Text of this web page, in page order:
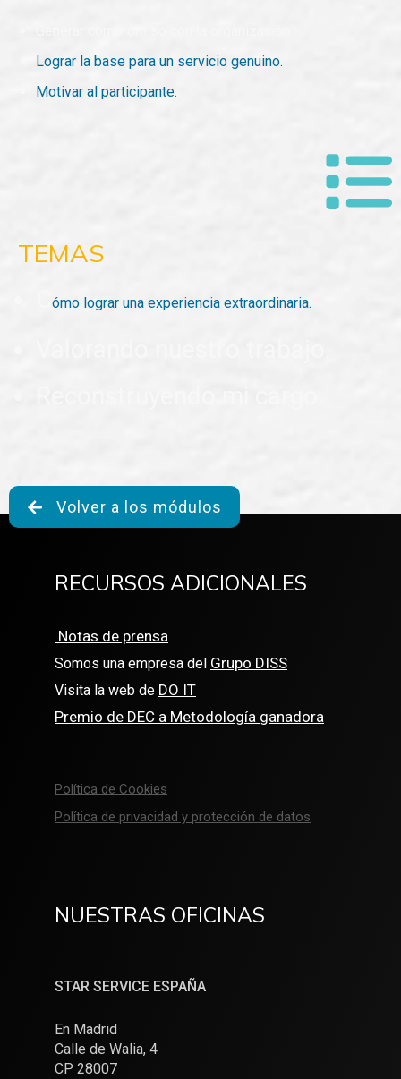
Lograr la base para un servicio genuino.
Motivar al participante.
TEMAS
ómo lograr una experiencia extraordinaria.
Volver a los módulos
RECURSOS ADICIONALES
Notas de prensa
Somos una empresa del Grupo DISS
Visita la web de DO IT
Premio de DEC a Metodología ganadora
Política de Cookies
Política de privacidad y protección de datos
NUESTRAS OFICINAS
STAR SERVICE ESPAÑA
En Madrid
Calle de Walia, 4
CP 28007